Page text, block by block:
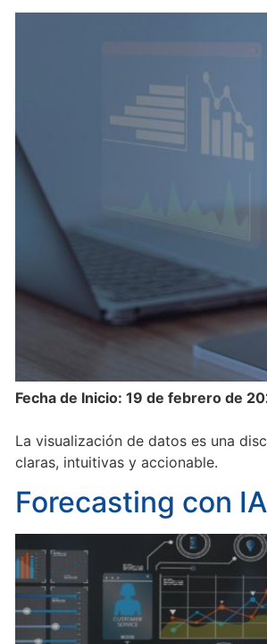
Fecha de Inicio: 19 de febrero de
La visualización de datos es una
claras, intuitivas y accionable.
Forecasting con IA